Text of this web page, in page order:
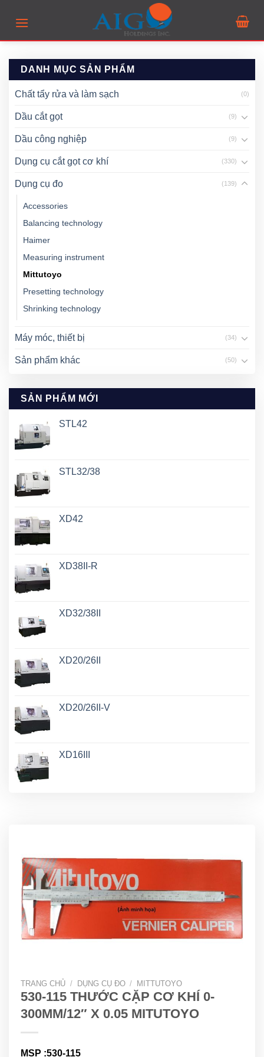
DANH MỤC SẢN PHẨM
Chất tẩy rửa và làm sạch (0)
Dầu cắt gọt (9)
Dầu công nghiệp (9)
Dụng cụ cắt gọt cơ khí (330)
Dụng cụ đo (139)
Accessories
Balancing technology
Haimer
Measuring instrument
Mittutoyo
Presetting technology
Shrinking technology
Máy móc, thiết bị (34)
Sản phẩm khác (50)
SẢN PHẨM MỚI
STL42
STL32/38
XD42
XD38II-R
XD32/38II
XD20/26II
XD20/26II-V
XD16III
TRANG CHỦ / DỤNG CỤ ĐO / MITTUTOYO
530-115 THƯỚC CẶP CƠ KHÍ 0-
300MM/12″ X 0.05 MITUTOYO
MSP :530-115